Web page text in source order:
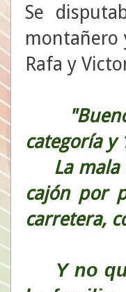
Se
montañero
Rafa y
categoría y
La mala
cajón por
carretera,
Y no